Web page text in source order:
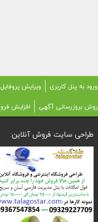
ورود به پنل کاربری ویرایش پروفایل
روش بروزرسانی آگهی افزایش فروش
طراحی سایت فروش آنلاین: